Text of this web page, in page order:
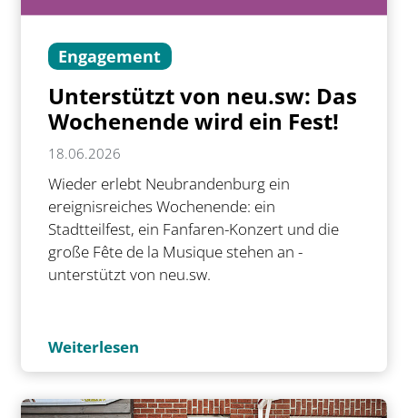
Engagement
Unterstützt von neu.sw: Das
Wochenende wird ein Fest!
18.06.2026
Wieder erlebt Neubrandenburg ein
ereignisreiches Wochenende: ein
Stadtteilfest, ein Fanfaren-Konzert und die
große Fête de la Musique stehen an -
unterstützt von neu.sw.
Weiterlesen